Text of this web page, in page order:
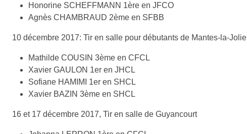
Honorine SCHEFFMANN 1ère en JFCO
Agnès CHAMBRAUD 2ème en SFBB
10 décembre 2017: Tir en salle pour débutants de Mantes-la-Jolie
Mathilde COUSIN 3ème en CFCL
Xavier GAULON 1er en JHCL
Sofiane HAMIMI 1er en SHCL
Xavier BAZIN 3ème en SHCL
16 et 17 décembre 2017, Tir en salle de Guyancourt